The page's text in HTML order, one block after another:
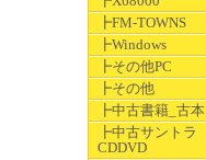
┣FM-TOWNS
┣Windows
┣その他PC
┣その他
┣中古書籍_古本
┣中古サントラ
CDDVD